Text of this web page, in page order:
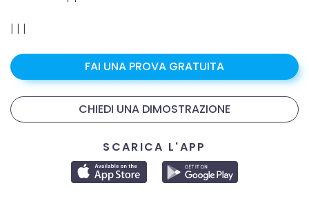
| | |
FAI UNA PROVA GRATUITA
CHIEDI UNA DIMOSTRAZIONE
SCARICA L'APP